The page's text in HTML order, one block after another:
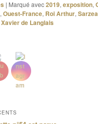
| Marqué avec2019,exposition,
,Ouest-France, Roi Arthur,
Xavier de Langlais